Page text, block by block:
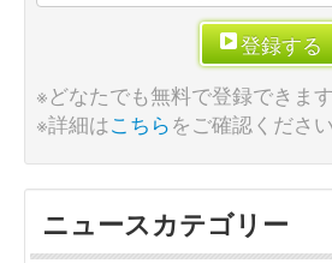
登録する
※どなたでも無料で登録できます
※詳細はこちらをご確認ください
ニュースカテゴリー